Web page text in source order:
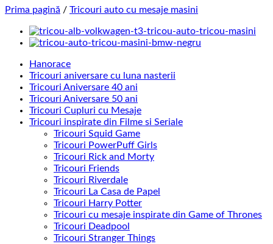
Prima pagină / Tricouri auto cu mesaje masini
Hanorace
Tricouri aniversare cu luna nasterii
Tricouri Aniversare 40 ani
Tricouri Aniversare 50 ani
Tricouri Cupluri cu Mesaje
Tricouri inspirate din Filme si Seriale
Tricouri Squid Game
Tricouri PowerPuff Girls
Tricouri Rick and Morty
Tricouri Friends
Tricouri Riverdale
Tricouri La Casa de Papel
Tricouri Harry Potter
Tricouri cu mesaje inspirate din Game of Thrones
Tricouri Deadpool
Tricouri Stranger Things